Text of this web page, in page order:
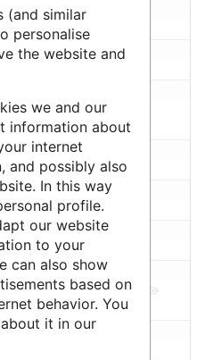
Modélisation, UMR
Modélisation
Paris-Saclay
& Technologies
(and similar
personalise
the website and
we and our
information about
internet
and possibly also
In this way
profile.
our website
to your
can also show
based on
behavior. You
it in our